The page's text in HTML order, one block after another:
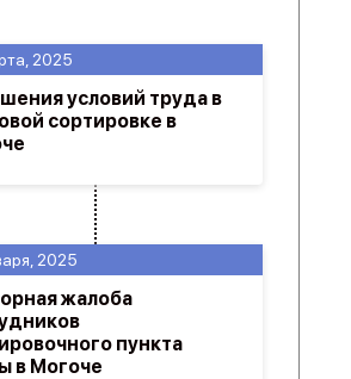
2025
жалоба
пункта
в Могоче
2025
условий труда в
сортировке в